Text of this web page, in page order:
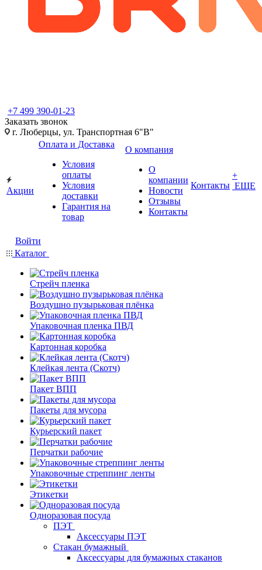
+7 499 390-01-23
Заказать звонок
г. Люберцы, ул. Транспортная 6"В"
Акции
Оплата и Доставка
Условия
оплаты
Условия
доставки
Гарантия на
товар
О компания
О
компании
Новости
Отзывы
Контакты
Контакты
+
ЕЩЕ
Войти
Каталог
Стрейч пленка
Воздушно пузырьковая плёнка
Упаковочная пленка ПВД
Картонная коробка
Клейкая лента (Скотч)
Пакет ВПП
Пакеты для мусора
Курьерский пакет
Перчатки рабочие
Упаковочные стреппинг ленты
Этикетки
Одноразовая посуда
ПЭТ
Аксессуары ПЭТ
Стакан бумажный
Аксессуары для бумажных стаканов